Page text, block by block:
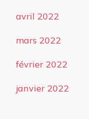
avril 2022
mars 2022
février 2022
janvier 2022